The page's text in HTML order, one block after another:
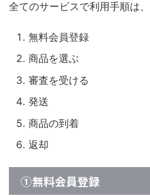
全てのサービスで利用手順は、
無料会員登録
商品を選ぶ
審査を受ける
発送
商品の到着
返却
①無料会員登録